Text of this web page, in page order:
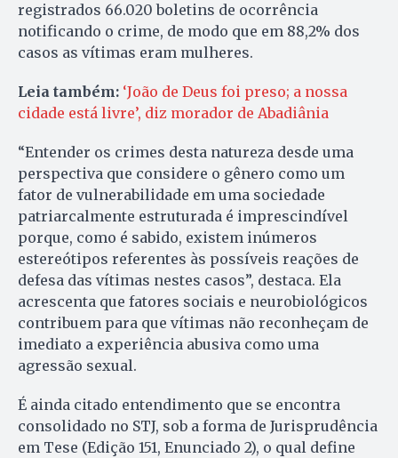
registrados 66.020 boletins de ocorrência
notificando o crime, de modo que em 88,2% dos
casos as vítimas eram mulheres.
Leia também: ‘João de Deus foi preso; a nossa
cidade está livre’, diz morador de Abadiânia
“Entender os crimes desta natureza desde uma
perspectiva que considere o gênero como um
fator de vulnerabilidade em uma sociedade
patriarcalmente estruturada é imprescindível
porque, como é sabido, existem inúmeros
estereótipos referentes às possíveis reações de
defesa das vítimas nestes casos”, destaca. Ela
acrescenta que fatores sociais e neurobiológicos
contribuem para que vítimas não reconheçam de
imediato a experiência abusiva como uma
agressão sexual.
É ainda citado entendimento que se encontra
consolidado no STJ, sob a forma de Jurisprudência
em Tese (Edição 151, Enunciado 2), o qual define